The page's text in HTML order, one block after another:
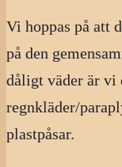
Vi hoppas på att
på den
dåligt väder är vi
regnkläder/
plastpåsar.